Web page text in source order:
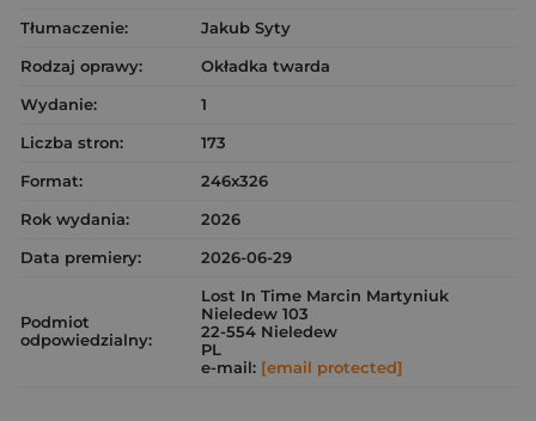
Tłumaczenie:
Jakub Syty
Rodzaj oprawy:
Okładka twarda
Wydanie:
1
Liczba stron:
173
Format:
246x326
Rok wydania:
2026
Data premiery:
2026-06-29
Podmiot
odpowiedzialny:
Lost In Time Marcin Martyniuk
Nieledew 103
22-554 Nieledew
PL
e-mail: [email protected]